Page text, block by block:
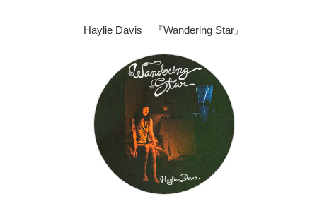
Haylie Davis 『Wandering Star』